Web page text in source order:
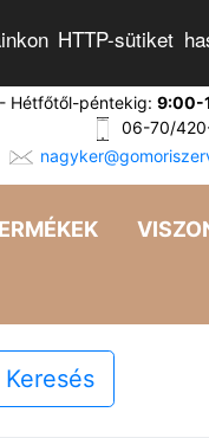
HTTP-sütiket
- Hétfőtől-péntekig: 9:00-
06-70/
Keresés